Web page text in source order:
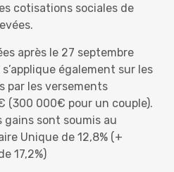
cotisations sociales de
après le 27 septembre
également sur les
par les versements
(300 000€ pour un couple).
gains sont soumis au
Unique de 12,8% (+
17,2%)